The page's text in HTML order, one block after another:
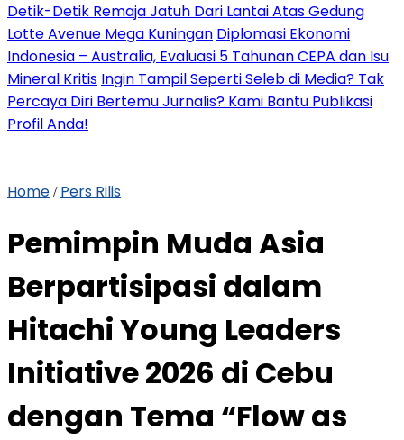
Detik-Detik Remaja Jatuh Dari Lantai Atas Gedung
Lotte Avenue Mega Kuningan Diplomasi Ekonomi
Indonesia – Australia, Evaluasi 5 Tahunan CEPA dan Isu
Mineral Kritis Ingin Tampil Seperti Seleb di Media? Tak
Percaya Diri Bertemu Jurnalis? Kami Bantu Publikasi
Profil Anda!
Home / Pers Rilis
Pemimpin Muda Asia
Berpartisipasi dalam
Hitachi Young Leaders
Initiative 2026 di Cebu
dengan Tema “Flow as